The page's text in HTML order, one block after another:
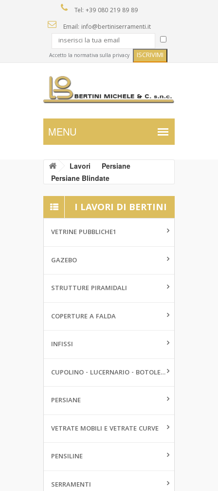
Tel: +39 080 219 89 89
Email: info@bertiniserramenti.it
Accetto la normativa sulla privacy
Lavori
Persiane
Persiane Blindate
I LAVORI DI BERTINI
VETRINE PUBBLICHE1
GAZEBO
STRUTTURE PIRAMIDALI
COPERTURE A FALDA
INFISSI
CUPOLINO - LUCERNARIO - BOTOLE DA PAVIMENTO
PERSIANE
VETRATE MOBILI E VETRATE CURVE
PENSILINE
SERRAMENTI